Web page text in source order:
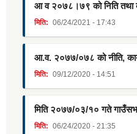
आ व २०७८।७९ को निति तथा
मिति: 06/24/2021 - 17:43
आ.व. २०७७/०७८ को नीति,
मिति: 09/12/2020 - 14:51
मिति २०७७/०३/१० गते
मिति: 06/24/2020 - 21:35